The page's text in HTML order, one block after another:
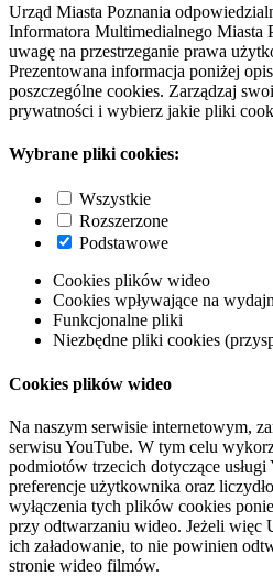
Urząd Miasta Poznania
Informatora Multimedialnego Miasta
uwagę na przestrzeganie prawa
Prezentowana informacja poniżej
poszczególne cookies. Zarządzaj
prywatności i wybierz jakie pliki
Wybrane pliki cookies:
Wszystkie
Rozszerzone
Podstawowe
Cookies plików wideo
Cookies wpływające na
Funkcjonalne pliki
Niezbędne pliki cookies
Cookies plików wideo
Na naszym serwisie internetowym,
serwisu YouTube. W tym celu
podmiotów trzecich dotyczące
preferencje użytkownika oraz
wyłączenia tych plików cookies
przy odtwarzaniu wideo. Jeżeli więc
ich załadowanie, to nie powinien
stronie wideo filmów.